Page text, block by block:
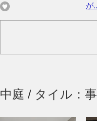
が
中庭 / タイル：